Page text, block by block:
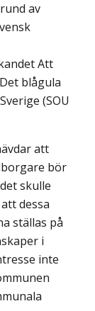
av
Att
blågula
(SOU
att
bör
skulle
dessa
ställas på
i
inte